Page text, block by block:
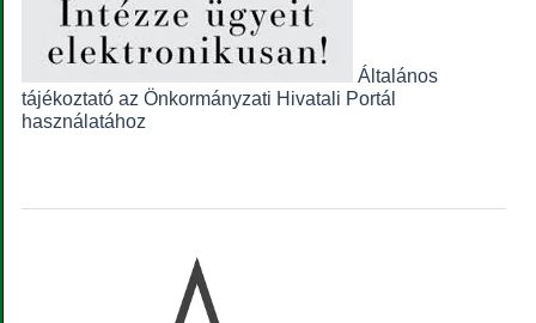
Általános
tájékoztató az Önkormányzati Hivatali Portál
használatához